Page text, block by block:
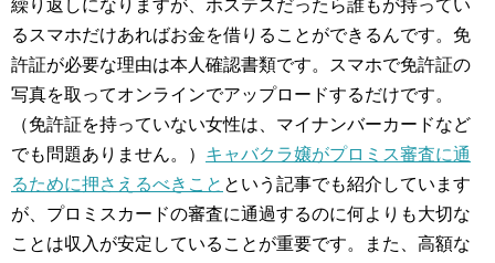
繰り返しになりますが、ホステスだったら誰もが持ってい
るスマホだけあればお金を借りることができるんです。免
許証が必要な理由は本人確認書類です。スマホで免許証の
写真を取ってオンラインでアップロードするだけです。
（免許証を持っていない女性は、マイナンバーカードなど
でも問題ありません。） キャバクラ嬢がプロミス審査に通
るために押さえるべきこと という記事でも紹介しています
が、プロミスカードの審査に通過するのに何よりも大切な
ことは収入が安定していることが重要です。また、高額な